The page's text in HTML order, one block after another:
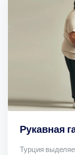
Рукавная
Турция